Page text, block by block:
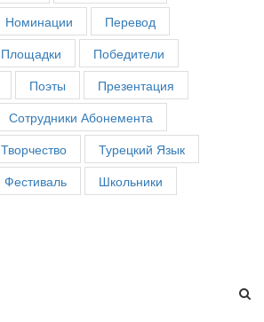
Номинации
Перевод
Площадки
Победители
Поэты
Презентация
Сотрудники Абонемента
Творчество
Турецкий Язык
Фестиваль
Школьники